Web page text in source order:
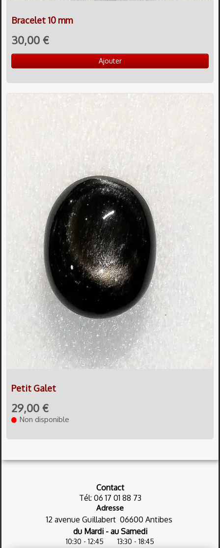
Bracelet 10 mm
30,00 €
Ajouter
Petit Galet
29,00 €
Non disponible
Contact
Tél: 06 17 01 88 73
Adresse
12 avenue Guillabert 06600 Antibes
du Mardi - au Samedi
10:30 - 12:45 13:30 - 18:45